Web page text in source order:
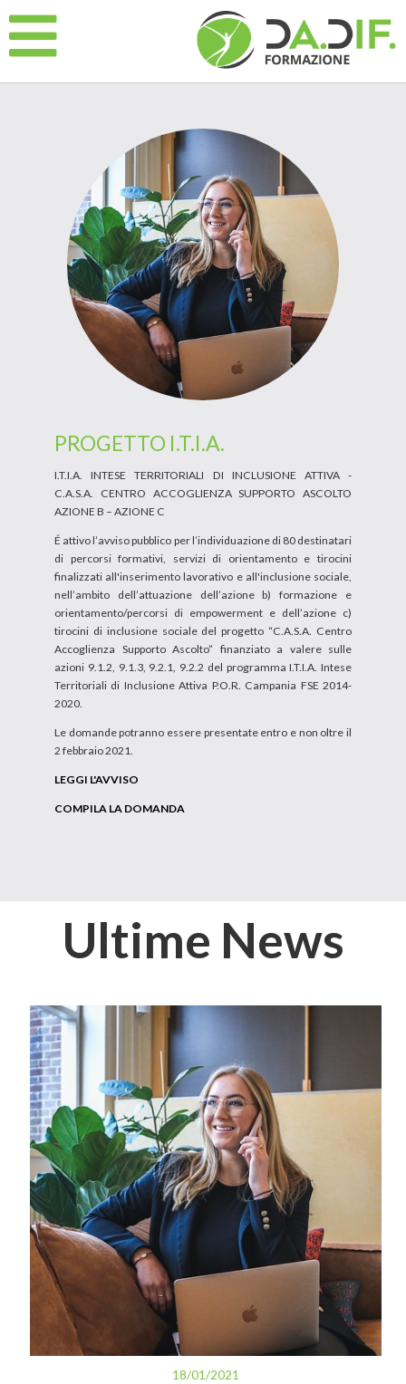
PROGETTO I.T.I.A.
I.T.I.A. INTESE TERRITORIALI DI INCLUSIONE ATTIVA -
C.A.S.A. CENTRO ACCOGLIENZA SUPPORTO ASCOLTO
AZIONE B – AZIONE C
É attivo l’avviso pubblico per l’individuazione di 80 destinatari
di percorsi formativi, servizi di orientamento e tirocini
finalizzati all'inserimento lavorativo e all'inclusione sociale,
nell’ambito dell’attuazione dell’azione b) formazione e
orientamento/percorsi di empowerment e dell’azione c)
tirocini di inclusione sociale del progetto “C.A.S.A. Centro
Accoglienza Supporto Ascolto” finanziato a valere sulle
azioni 9.1.2, 9.1.3, 9.2.1, 9.2.2 del programma I.T.I.A. Intese
Territoriali di Inclusione Attiva P.O.R. Campania FSE 2014-
2020.
Le domande potranno essere presentate entro e non oltre il
2 febbraio 2021.
LEGGI L'AVVISO
COMPILA LA DOMANDA
Ultime News
18/01/2021